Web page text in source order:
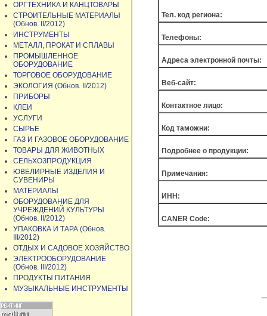
Тел. код региона:
Телефоны:
Адреса электронной почты:
Веб-сайт:
Контактное лицо:
Код таможни:
Подробнее о продукции:
Примечания:
ИНН:
CANER Code:
ОРГТЕХНИКА И КАНЦТОВАРЫ
СТРОИТЕЛЬНЫЕ МАТЕРИАЛЫ
(Обнов. II/2012)
ИНСТРУМЕНТЫ
МЕТАЛЛ, ПРОКАТ И СПЛАВЫ
ПРОМЫШЛЕННОЕ
ОБОРУДОВАНИЕ
ТОРГОВОЕ ОБОРУДОВАНИЕ
ЭКОЛОГИЯ (Обнов. II/2012)
ПРИБОРЫ
КЛЕИ
УСЛУГИ
СЫРЬЕ
ГАЗ И ГАЗОВОЕ ОБОРУДОВАНИЕ
ТОВАРЫ ДЛЯ ЖИВОТНЫХ
СЕЛЬХОЗПРОДУКЦИЯ
ЮВЕЛИРНЫЕ ИЗДЕЛИЯ И
СУВЕНИРЫ
МАТЕРИАЛЫ
ОБОРУДОВАНИЕ ДЛЯ
УЧРЕЖДЕНИЙ КУЛЬТУРЫ
(Обнов. II/2012)
УПАКОВКА И ТАРА (Обнов.
III/2012)
ОТДЫХ И САДОВОЕ ХОЗЯЙСТВО
ЭЛЕКТРООБОРУДОВАНИЕ
(Обнов. III/2012)
ПРОДУКТЫ ПИТАНИЯ
МУЗЫКАЛЬНЫЕ ИНСТРУМЕНТЫ